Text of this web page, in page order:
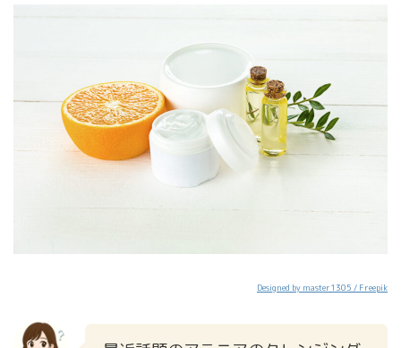
Designed by master1305 / Freepik